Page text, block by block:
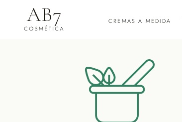
CREMAS A MEDIDA